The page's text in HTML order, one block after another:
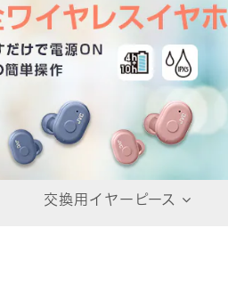
交換用イヤーピース